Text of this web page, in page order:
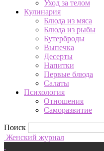
Уход за телом
Кулинария
Блюда из мяса
Блюда из рыбы
Бутерброды
Выпечка
Десерты
Напитки
Первые блюда
Салаты
Психология
Отношения
Саморазвитие
Поиск
Женский журнал